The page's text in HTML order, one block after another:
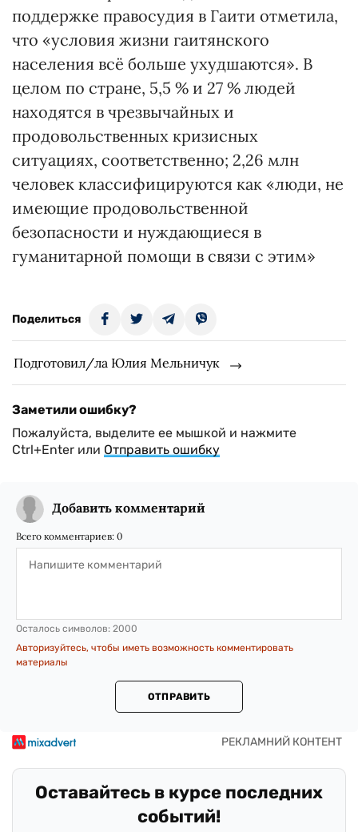
поддержке правосудия в Гаити отметила,
что «условия жизни гаитянского
населения всё больше ухудшаются». В
целом по стране, 5,5 % и 27 % людей
находятся в чрезвычайных и
продовольственных кризисных
ситуациях, соответственно; 2,26 млн
человек классифицируются как «люди, не
имеющие продовольственной
безопасности и нуждающиеся в
гуманитарной помощи в связи с этим»
Поделиться
Подготовил/ла Юлия Мельничук
Заметили ошибку?
Пожалуйста, выделите ее мышкой и нажмите
Ctrl+Enter или Отправить ошибку
Добавить комментарий
Всего комментариев: 0
Осталось символов: 2000
Авторизуйтесь, чтобы иметь возможность комментировать
материалы
ОТПРАВИТЬ
Оставайтесь в курсе последних
событий!